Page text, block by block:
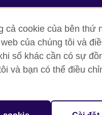
mật thông tin và quy định sử
cả cookie của bên
của chúng tôi và
số khác cần có sự
và bạn có thể điều